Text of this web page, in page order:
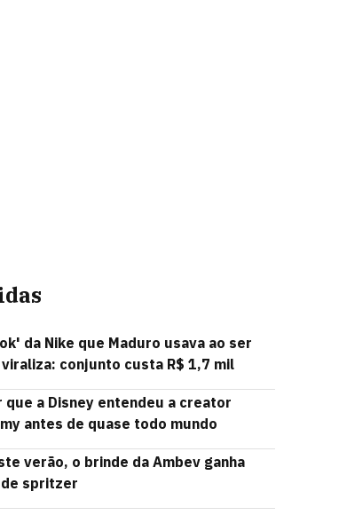
da Nike que Maduro usava ao ser
conjunto custa R$ 1,7 mil
que a Disney entendeu a creator
antes de quase todo mundo
verão, o brinde da Ambev ganha
spritzer